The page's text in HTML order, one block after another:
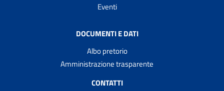
Eventi
DOCUMENTI E DATI
Albo pretorio
Amministrazione trasparente
CONTATTI